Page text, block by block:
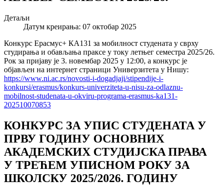
Детаљи
Датум креирања: 07 октобар 2025
Конкурс Ерасмус+ КА131 за мобилност студената у сврху
студирања и обављања праксе у току летњег семестра 2025/26.
Рок за пријаву је 3. новембар 2025 у 12:00, а конкурс је
објављен на интернет страници Универзитета у Нишу:
https://www.ni.ac.rs/novosti-i-dogadjaji/stipendije-i-
konkursi/erasmus/konkurs-univerziteta-u-nisu-za-odlaznu-
mobilnost-studenata-u-okviru-programa-erasmus-ka131-
202510070853
КОНКУРС ЗА УПИС СТУДЕНАТА У
ПРВУ ГОДИНУ ОСНОВНИХ
АКАДЕМСКИХ СТУДИЈСКA ПРАВА
У ТРЕЋЕМ УПИСНОМ РОКУ ЗА
ШКОЛСКУ 2025/2026. ГОДИНУ